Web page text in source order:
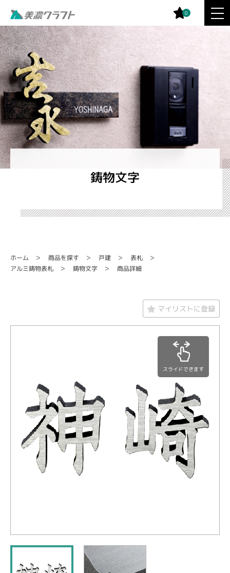
0
鋳物文字
ホーム 商品を探す 戸建 表札
アルミ鋳物表札 鋳物文字 商品詳細
マイリストに登録
スライドできます